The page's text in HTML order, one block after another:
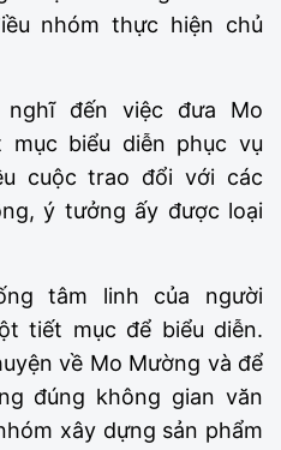
nhóm thực hiện chủ
đến việc đưa Mo
biểu diễn phục vụ
cuộc trao đổi với các
ý tưởng ấy được loại
tâm linh của người
tiết mục để biểu diễn.
về Mo Mường và để
đúng không gian văn
xây dựng sản phẩm